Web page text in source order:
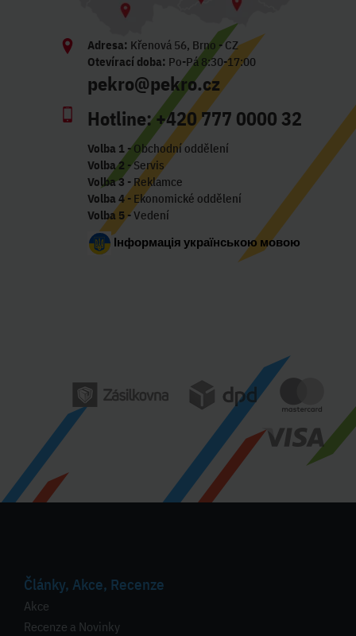
Adresa: Křenová 56, Brno - CZ
Otevírací doba: Po-Pá 8:30-17:00
pekro@pekro.cz
Hotline:+420 777 0000 32
Volba 1- Obchodní oddělení
Volba 2 - Servis
Volba 3 - Reklamce
Volba 4- Ekonomické oddělení
Volba 5- Vedení
Інформація українською мовою
Články, Akce, Recenze
Akce
Recenze a Novinky